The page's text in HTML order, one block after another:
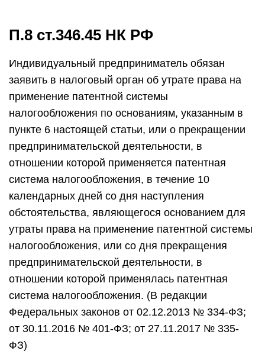
П.8 ст.346.45 НК РФ
Индивидуальный предприниматель обязан
заявить в налоговый орган об утрате права на
применение патентной системы
налогообложения по основаниям, указанным в
пункте 6 настоящей статьи, или о прекращении
предпринимательской деятельности, в
отношении которой применяется патентная
система налогообложения, в течение 10
календарных дней со дня наступления
обстоятельства, являющегося основанием для
утраты права на применение патентной системы
налогообложения, или со дня прекращения
предпринимательской деятельности, в
отношении которой применялась патентная
система налогообложения. (В редакции
Федеральных законов от 02.12.2013 № 334-ФЗ;
от 30.11.2016 № 401-ФЗ; от 27.11.2017 № 335-
ФЗ)